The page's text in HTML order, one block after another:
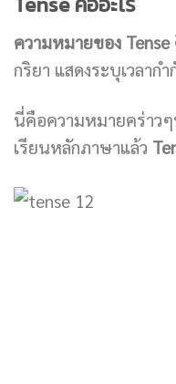
ความหมายของ Tense
กริยา แสดงระบุเวลา
นี่คือความหมายคร่าว
เรียนหลักภาษาแล้ว